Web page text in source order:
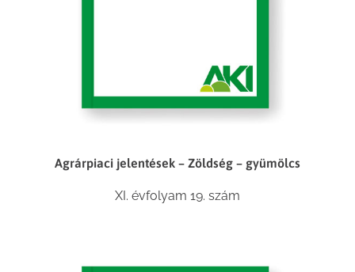
Agrárpiaci jelentések – Zöldség – gyümölcs
XI. évfolyam 19. szám